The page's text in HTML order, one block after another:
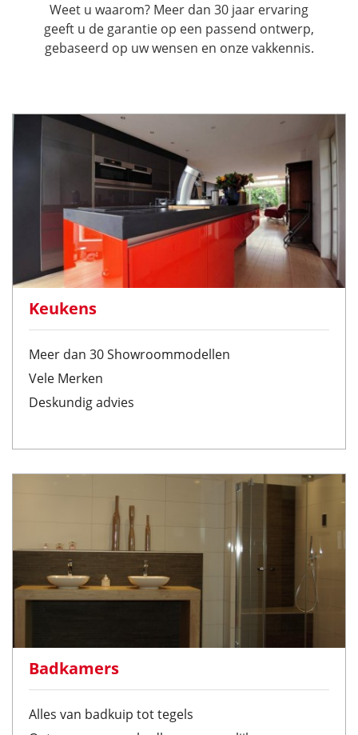
Weet u waarom? Meer dan 30 jaar ervaring
geeft u de garantie op een passend ontwerp,
gebaseerd op uw wensen en onze vakkennis.
Keukens
Meer dan 30 Showroommodellen
Vele Merken
Deskundig advies
Badkamers
Alles van badkuip tot tegels